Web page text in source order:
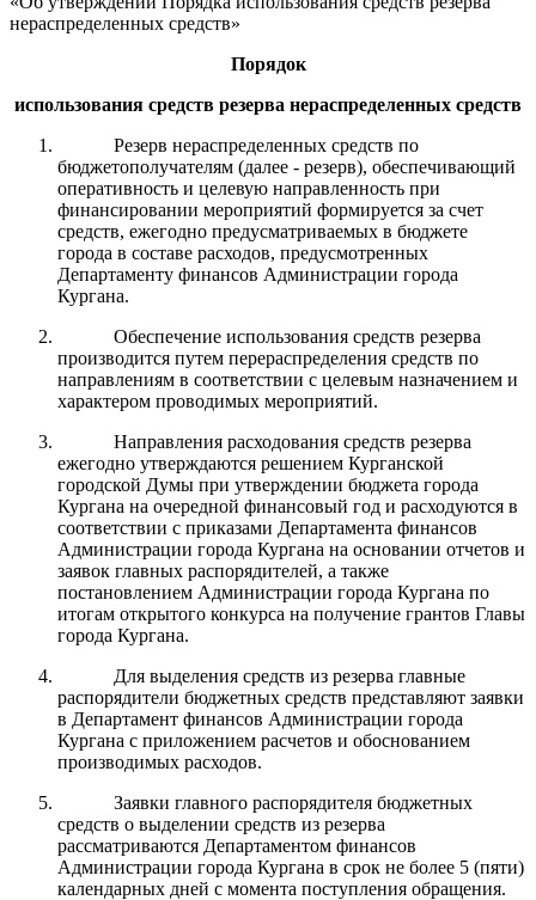
нераспределенных средств»
Порядок
использования средств резерва нераспределенных средств
Резерв нераспределенных средств по
бюджетополучателям (далее - резерв), обеспечивающий
оперативность и целевую направленность при
финансировании мероприятий формируется за счет
средств, ежегодно предусматриваемых в бюджете
города в составе расходов, предусмотренных
Департаменту финансов Администрации города
Кургана.
Обеспечение использования средств резерва
производится путем перераспределения средств по
направлениям в соответствии с целевым назначением и
характером проводимых мероприятий.
Направления расходования средств резерва
ежегодно утверждаются решением Курганской
городской Думы при утверждении бюджета города
Кургана на очередной финансовый год и расходуются в
соответствии с приказами Департамента финансов
Администрации города Кургана на основании отчетов и
заявок главных распорядителей, а также
постановлением Администрации города Кургана по
итогам открытого конкурса на получение грантов Главы
города Кургана.
Для выделения средств из резерва главные
распорядители бюджетных средств представляют заявки
в Департамент финансов Администрации города
Кургана с приложением расчетов и обоснованием
производимых расходов.
Заявки главного распорядителя бюджетных
средств о выделении средств из резерва
рассматриваются Департаментом финансов
Администрации города Кургана в срок не более 5 (пяти)
календарных дней с момента поступления обращения.